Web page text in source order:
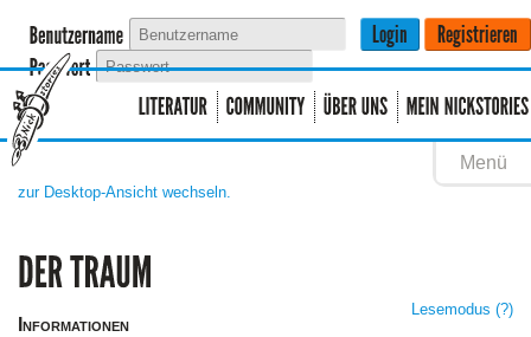
Menü
zur Desktop-Ansicht wechseln.
Lesemodus (?)
Informationen